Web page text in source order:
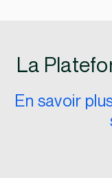
La
En savoir